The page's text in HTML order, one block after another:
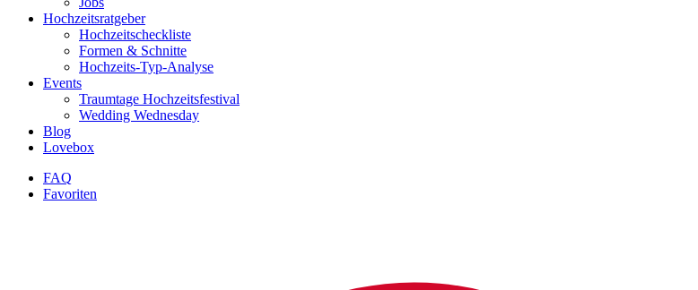
Hochzeitsratgeber
Hochzeitscheckliste
Formen & Schnitte
Hochzeits-Typ-Analyse
Events
Traumtage Hochzeitsfestival
Wedding Wednesday
Blog
Lovebox
FAQ
Favoriten